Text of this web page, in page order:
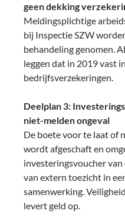
geen dekking
Meldingsplichtige
bij Inspectie SZW
behandeling genomen.
leggen dat in 2019 vast
bedrijfsverzekeringen.
Deelplan 3:
niet-melden ongeval
De boete voor te laat of
wordt afgeschaft en
investeringsvoucher
van extern toezicht in
samenwerking.
levert geld op.